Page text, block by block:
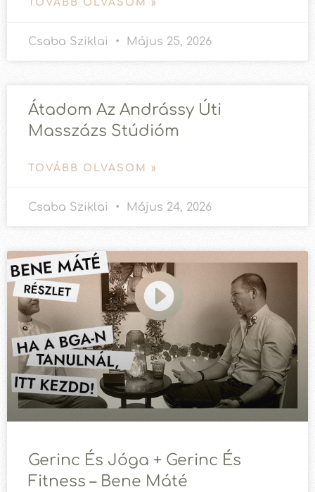
TOVÁBB OLVASOM »
Csaba Sziklai Május 25, 2026
Átadom Az Andrássy Úti
Masszázs Stúdióm
TOVÁBB OLVASOM »
Csaba Sziklai Május 24, 2026
Gerinc És Jóga + Gerinc És
Fitness – Bene Máté